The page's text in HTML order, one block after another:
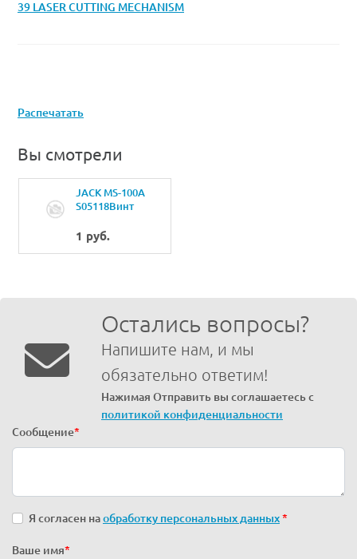
39 LASER CUTTING MECHANISM
Распечатать
Вы смотрели
JACK MS-100A
S05118Винт
1 руб.
Остались вопросы?
Напишите нам, и мы
обязательно ответим!
Нажимая Отправить вы соглашаетесь с
политикой конфиденциальности
Сообщение*
Я согласен наобработку персональных данных*
Ваше имя*